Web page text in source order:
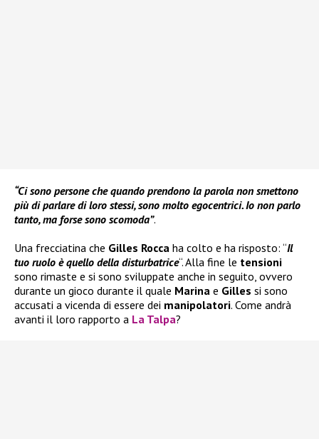
“Ci sono persone che quando prendono la parola non smettono
più di parlare di loro stessi, sono molto egocentrici. Io non parlo
tanto, ma forse sono scomoda”.
Una frecciatina che Gilles Rocca ha colto e ha risposto: “Il
tuo ruolo è quello della disturbatrice“. Alla fine le tensioni
sono rimaste e si sono sviluppate anche in seguito, ovvero
durante un gioco durante il quale Marina e Gilles si sono
accusati a vicenda di essere dei manipolatori. Come andrà
avanti il loro rapporto a La Talpa?